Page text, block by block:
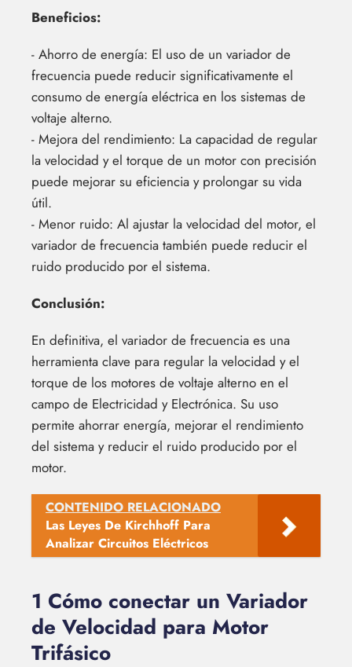
Beneficios:
- Ahorro de energía: El uso de un variador de
frecuencia puede reducir significativamente el
consumo de energía eléctrica en los sistemas de
voltaje alterno.
- Mejora del rendimiento: La capacidad de regular
la velocidad y el torque de un motor con precisión
puede mejorar su eficiencia y prolongar su vida
útil.
- Menor ruido: Al ajustar la velocidad del motor, el
variador de frecuencia también puede reducir el
ruido producido por el sistema.
Conclusión:
En definitiva, el variador de frecuencia es una
herramienta clave para regular la velocidad y el
torque de los motores de voltaje alterno en el
campo de Electricidad y Electrónica. Su uso
permite ahorrar energía, mejorar el rendimiento
del sistema y reducir el ruido producido por el
motor.
CONTENIDO RELACIONADO
Las Leyes De Kirchhoff Para
Analizar Circuitos Eléctricos
1 Cómo conectar un Variador
de Velocidad para Motor
Trifásico